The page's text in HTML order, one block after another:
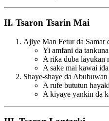
II. Tsaron Tsarin Mai
Ajiye Man Fetur da Samar
Yi amfani da
A riƙa duba layukan
A sake mai kawai
Shaye-shaye da
A rufe bututun
A kiyaye yankin da